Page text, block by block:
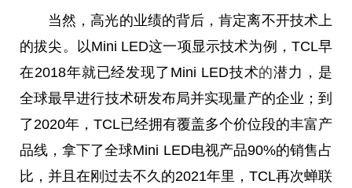
当然，高光的业绩的背后，肯定离不开技术上
的拔尖。以Mini LED这一项显示技术为例，TCL早
在2018年就已经发现了Mini LED技术的潜力，是
全球最早进行技术研发布局并实现量产的企业；到
了2020年，TCL已经拥有覆盖多个价位段的丰富产
品线，拿下了全球Mini LED电视产品90%的销售占
比，并且在刚过去不久的2021年里，TCL再次蝉联